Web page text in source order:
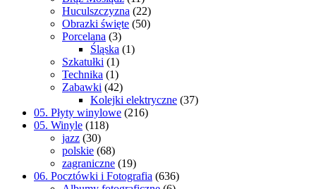
Huculszczyzna (22)
Obrazki święte (50)
Porcelana (3)
Śląska (1)
Szkatułki (1)
Technika (1)
Zabawki (42)
Kolejki elektryczne (37)
05. Płyty winylowe (216)
05. Winyle (118)
jazz (30)
polskie (68)
zagraniczne (19)
06. Pocztówki i Fotografia (636)